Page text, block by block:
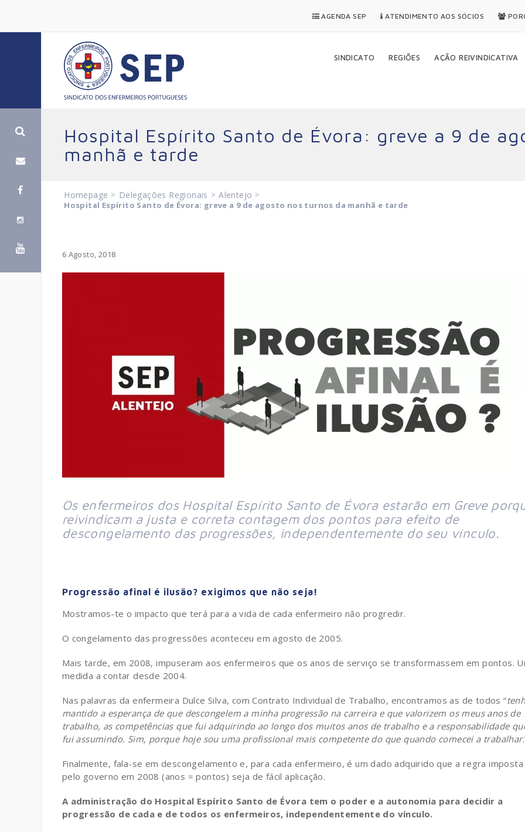
AGENDA SEP ATENDIMENTO AOS SÓCIOS
SINDICATO REGIÕES AÇÃO REIVINDICATIVA
Hospital Espírito Santo de Évora: greve a 9 de
manhã e tarde
Homepage > Delegações Regionais > Alentejo >
Hospital Espírito Santo de Évora: greve a 9 de agosto nos turnos da manhã e tarde
6 Agosto, 2018
Os enfermeiros dos Hospital Espírito Santo de Évora estarão em Greve
reivindicam a justa e correta contagem dos pontos para efeito de
descongelamento das progressões, independentemente do seu vínculo.
Progressão afinal é ilusão? exigimos que não seja!
Mostramos-te o impacto que terá para a vida de cada enfermeiro não progredir.
O congelamento das progressões aconteceu em agosto de 2005.
Mais tarde, em 2008, impuseram aos enfermeiros que os anos de serviço se transformassem em pontos.
medida a contar desde 2004.
Nas palavras da enfermeira Dulce Silva, com Contrato Individual de Trabalho, encontramos as de todos “
mantido a esperança de que descongelem a minha progressão na carreira e que valorizem os meus anos de
trabalho, as competências que fui adquirindo ao longo dos muitos anos de trabalho e a responsabilidade
fui assumindo. Sim, porque hoje sou uma profissional mais competente do que quando comecei a trabalhar
Finalmente, fala-se em descongelamento e, para cada enfermeiro, é um dado adquirido que a regra imposta
pelo governo em 2008 (anos = pontos) seja de fácil aplicação.
A administração do Hospital Espírito Santo de Évora tem o poder e a autonomia para decidir a
progressão de cada e de todos os enfermeiros, independentemente do vínculo.